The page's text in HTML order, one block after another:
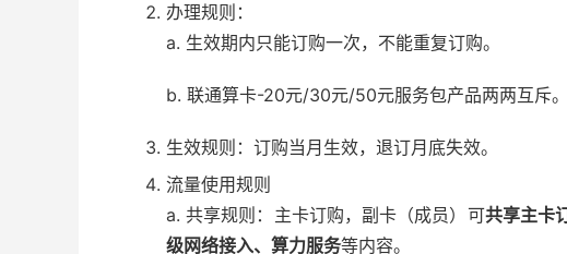
办理规则：
a. 生效期内只能订购一次，不能重复订购。
b. 联通算卡-20元/30元/50元服务包产品两两互斥。
生效规则：订购当月生效，退订月底失效。
流量使用规则
a. 共享规则：主卡订购，副卡（成员）可共享主卡
级网络接入、算力服务等内容。